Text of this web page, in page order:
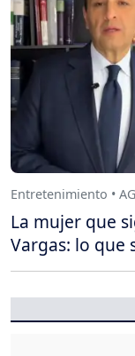
Entretenimiento •
La mujer que
Vargas: lo que